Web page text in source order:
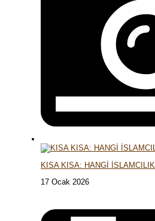
KISA KISA: HANGİ İSLAMCILIK
17 Ocak 2026